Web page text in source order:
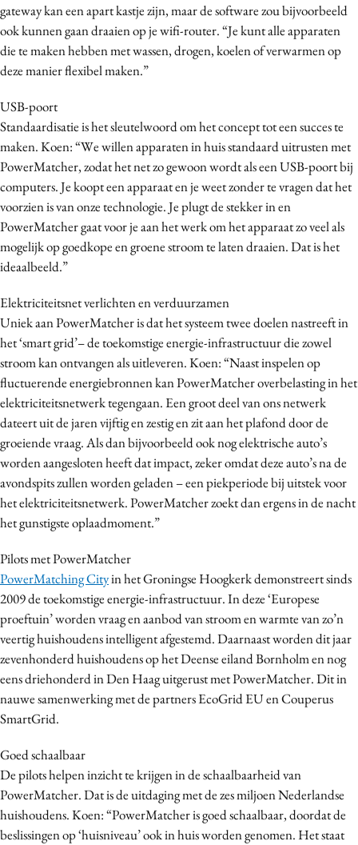
gateway kan een apart kastje zijn, maar de software zou bijvoorbeeld
ook kunnen gaan draaien op je wifi-router. “Je kunt alle apparaten
die te maken hebben met wassen, drogen, koelen of verwarmen op
deze manier flexibel maken.”
USB-poort
Standaardisatie is het sleutelwoord om het concept tot een succes te
maken. Koen: “We willen apparaten in huis standaard uitrusten met
PowerMatcher, zodat het net zo gewoon wordt als een USB-poort bij
computers. Je koopt een apparaat en je weet zonder te vragen dat het
voorzien is van onze technologie. Je plugt de stekker in en
PowerMatcher gaat voor je aan het werk om het apparaat zo veel als
mogelijk op goedkope en groene stroom te laten draaien. Dat is het
ideaalbeeld.”
Elektriciteitsnet verlichten en verduurzamen
Uniek aan PowerMatcher is dat het systeem twee doelen nastreeft in
het ‘smart grid’– de toekomstige energie-infrastructuur die zowel
stroom kan ontvangen als uitleveren. Koen: “Naast inspelen op
fluctuerende energiebronnen kan PowerMatcher overbelasting in het
elektriciteitsnetwerk tegengaan. Een groot deel van ons netwerk
dateert uit de jaren vijftig en zestig en zit aan het plafond door de
groeiende vraag. Als dan bijvoorbeeld ook nog elektrische auto’s
worden aangesloten heeft dat impact, zeker omdat deze auto’s na de
avondspits zullen worden geladen – een piekperiode bij uitstek voor
het elektriciteitsnetwerk. PowerMatcher zoekt dan ergens in de nacht
het gunstigste oplaadmoment.”
Pilots met PowerMatcher
PowerMatching Cityin het Groningse Hoogkerk demonstreert sinds
2009 de toekomstige energie-infrastructuur. In deze ‘Europese
proeftuin’ worden vraag en aanbod van stroom en warmte van zo’n
veertig huishoudens intelligent afgestemd. Daarnaast worden dit jaar
zevenhonderd huishoudens op het Deense eiland Bornholm en nog
eens driehonderd in Den Haag uitgerust met PowerMatcher. Dit in
nauwe samenwerking met de partners EcoGrid EU en Couperus
SmartGrid.
Goed schaalbaar
De pilots helpen inzicht te krijgen in de schaalbaarheid van
PowerMatcher. Dat is de uitdaging met de zes miljoen Nederlandse
huishoudens. Koen: “PowerMatcher is goed schaalbaar, doordat de
beslissingen op ‘huisniveau’ ook in huis worden genomen. Het staat